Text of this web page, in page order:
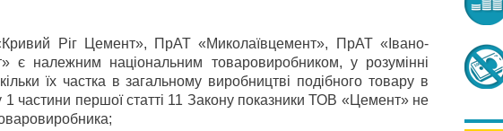
Ріг Цемент», ПрАТ «Миколаївцемент», ПрАТ «Івано-
є належним національним товаровиробником, у розумінні
їх частка в загальному виробництві подібного товару в
1 частини першої статті 11 Закону показники ТОВ «Цемент» не